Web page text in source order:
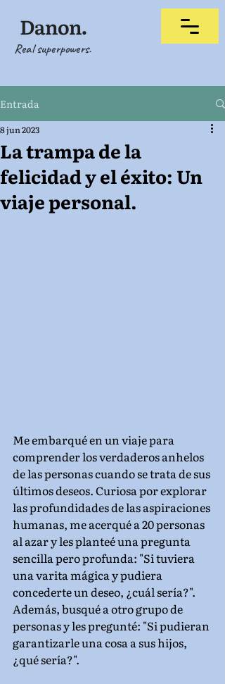
Real superpowers.
Entrada
La trampa de la
felicidad y el éxito: Un
viaje personal.
8 jun 2023
Me embarqué en un viaje para
comprender los verdaderos anhelos
de las personas cuando se trata de sus
últimos deseos. Curiosa por explorar
las profundidades de las aspiraciones
humanas, me acerqué a 20 personas
al azar y les planteé una pregunta
sencilla pero profunda: "Si tuviera
una varita mágica y pudiera
concederte un deseo, ¿cuál sería?".
Además, busqué a otro grupo de
personas y les pregunté: "Si pudieran
garantizarle una cosa a sus hijos,
¿qué sería?".